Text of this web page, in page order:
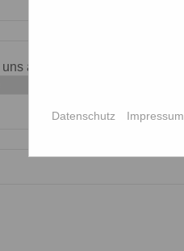
aufmerksam geworden*:
Datenschutz Impressum